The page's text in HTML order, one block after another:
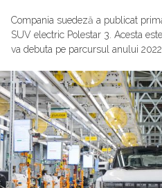
Compania suedeză a publicat
SUV electric Polestar 3. Acesta
va debuta pe parcursul anului 2022.